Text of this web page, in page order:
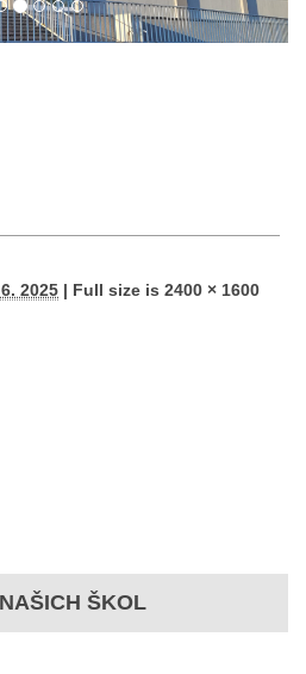
2025 | Full size is2400 × 1600
ŠKOL